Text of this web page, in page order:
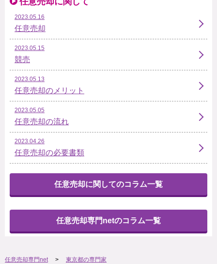
2023.05.16
任意売却
2023.05.15
競売
2023.05.13
任意売却のメリット
2023.05.05
任意売却の流れ
2023.04.26
任意売却の必要書類
任意売却に関してのコラム一覧
任意売却専門netのコラム一覧
任意売却専門net 東京都の専門家